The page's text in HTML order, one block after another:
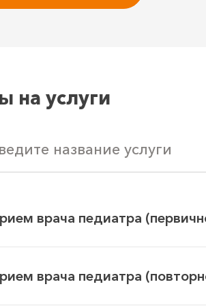
на услуги
название услуги
врача педиатра
врача педиатра